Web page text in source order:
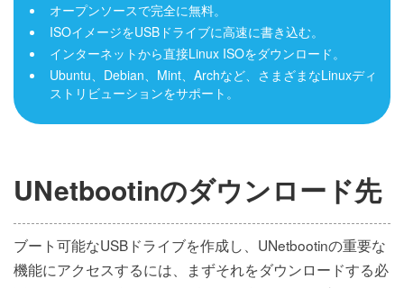
オープンソースで完全に無料。
ISOイメージをUSBドライブに高速に書き込む。
インターネットから直接Linux ISOをダウンロード。
Ubuntu、Debian、Mint、Archなど、さまざまなLinuxディ
ストリビューションをサポート。
UNetbootinのダウンロード先
ブート可能なUSBドライブを作成し、UNetbootinの重要な
機能にアクセスするには、まずそれをダウンロードする必